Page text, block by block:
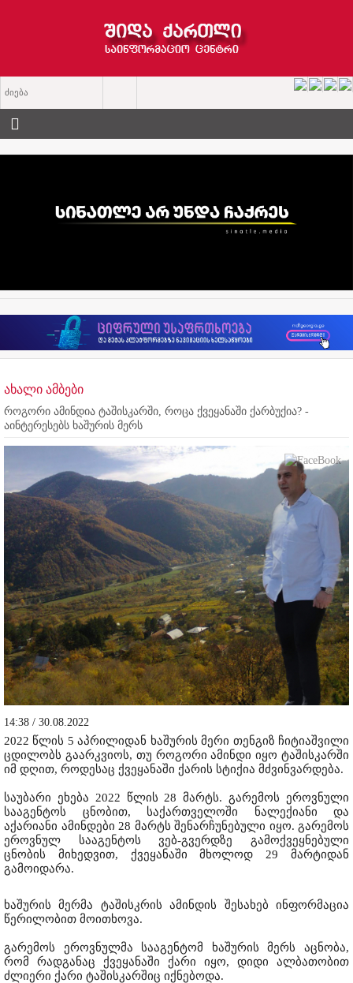
ახალი ამბები
როგორი ამინდია ტაშისკარში, როცა ქვეყანაში ქარბუქია? -
აინტერესებს ხაშურის მერს
14:38 / 30.08.2022
2022 წლის 5 აპრილიდან ხაშურის მერი თენგიზ ჩიტიაშვილი
ცდილობს გაარკვიოს, თუ როგორი ამინდი იყო ტაშისკარში
იმ დღით, როდესაც ქვეყანაში ქარის სტიქია მძვინვარდება.
საუბარი ეხება 2022 წლის 28 მარტს. გარემოს ეროვნული
სააგენტოს ცნობით, საქართველოში ნალექიანი და
აქარიანი ამინდები 28 მარტს შენარჩუნებული იყო. გარემოს
ეროვნულ სააგენტოს ვებ-გვერდზე გამოქვეყნებული
ცნობის მიხედვით, ქვეყანაში მხოლოდ 29 მარტიდან
გამოიდარა.
ხაშურის მერმა ტაშისკრის ამინდის შესახებ ინფორმაცია
წერილობით მოითხოვა.
გარემოს ეროვნულმა სააგენტომ ხაშურის მერს აცნობა,
რომ რადგანაც ქვეყანაში ქარი იყო, დიდი ალბათობით
ძლიერი ქარი ტაშისკარშიც იქნებოდა.